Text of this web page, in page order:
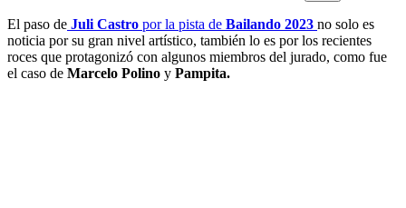
El paso de Juli Castro por la pista de Bailando 2023 no solo es
noticia por su gran nivel artístico, también lo es por los recientes
roces que protagonizó con algunos miembros del jurado, como fue
el caso de Marcelo Polino y Pampita.